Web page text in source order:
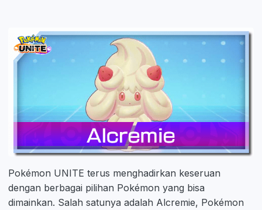
Pokémon UNITE terus menghadirkan keseruan
dengan berbagai pilihan Pokémon yang bisa
dimainkan. Salah satunya adalah Alcremie, Pokémon